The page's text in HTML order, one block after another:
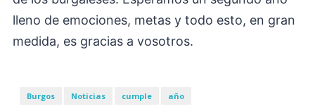
lleno de emociones, metas y todo esto, en gran
medida, es gracias a vosotros.
Burgos Noticias cumple año